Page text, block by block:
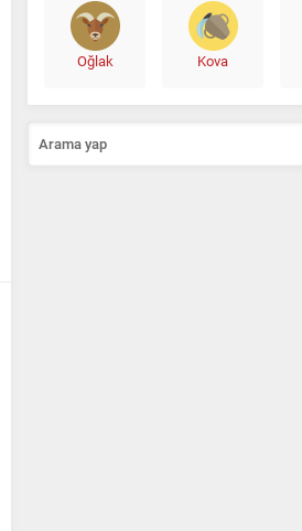
Ali Babacan’dan Yeni İttifak
Oğlak Kova